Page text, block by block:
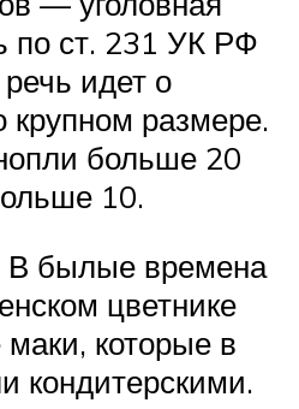
по ст. 231 УК РФ
идет о
крупном размере.
больше 20
10.
В былые времена
цветнике
которые в
кондитерскими.